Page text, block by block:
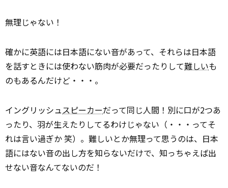
無理じゃない！
確かに英語には日本語にない音があって、それらは日本語
を話すときには使わない筋肉が必要だったりして難しいも
のもあるんだけど・・・。
イングリッシュスピーカーだって同じ人間！別に口が2つあ
ったり、羽が生えたりしてるわけじゃない（・・・ってそ
れは言い過ぎか 笑）。難しいとか無理って思うのは、日本
語にはない音の出し方を知らないだけで、知っちゃえば出
せない音なんてないのだ！